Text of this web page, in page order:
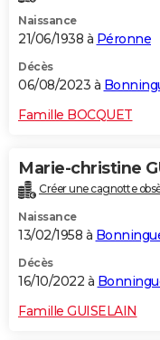
Naissance
21/06/1938 à Péronne
Décès
06/08/2023 à
Famille BOCQUET
Marie-christine
Créer une cagnotte
Naissance
13/02/1958 à
Décès
16/10/2022 à
Famille GUISELAIN